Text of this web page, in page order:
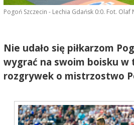
Pogoń Szczecin - Lechia Gdańsk 0:0. Fot. Olaf
Nie udało się piłkarzom
wygrać na swoim boisku w
rozgrywek o mistrzostwo